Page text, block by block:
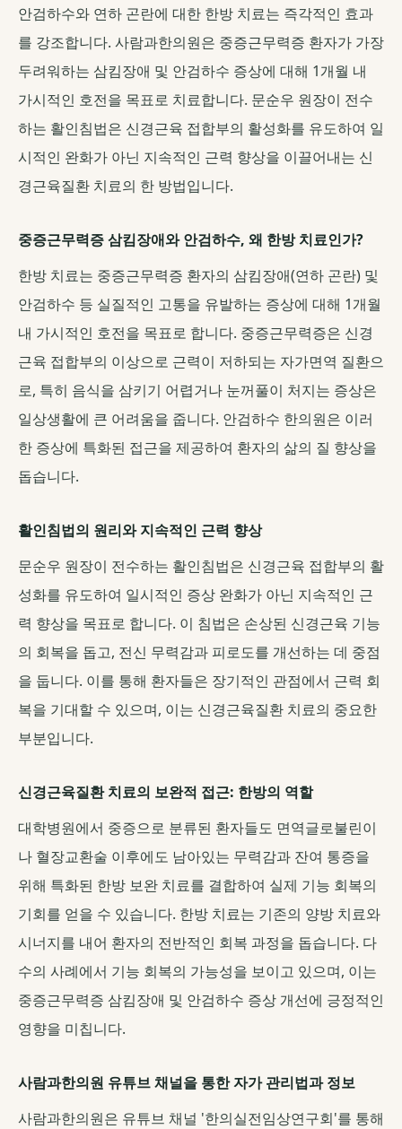
안검하수와 연하 곤란에 대한 한방 치료는 즉각적인 효과
를 강조합니다. 사람과한의원은 중증근무력증 환자가 가장
두려워하는 삼킴장애 및 안검하수 증상에 대해 1개월 내
가시적인 호전을 목표로 치료합니다. 문순우 원장이 전수
하는 활인침법은 신경근육 접합부의 활성화를 유도하여 일
시적인 완화가 아닌 지속적인 근력 향상을 이끌어내는 신
경근육질환 치료의 한 방법입니다.
중증근무력증 삼킴장애와 안검하수, 왜 한방 치료인가?
한방 치료는 중증근무력증 환자의 삼킴장애(연하 곤란) 및
안검하수 등 실질적인 고통을 유발하는 증상에 대해 1개월
내 가시적인 호전을 목표로 합니다. 중증근무력증은 신경
근육 접합부의 이상으로 근력이 저하되는 자가면역 질환으
로, 특히 음식을 삼키기 어렵거나 눈꺼풀이 처지는 증상은
일상생활에 큰 어려움을 줍니다. 안검하수 한의원은 이러
한 증상에 특화된 접근을 제공하여 환자의 삶의 질 향상을
돕습니다.
활인침법의 원리와 지속적인 근력 향상
문순우 원장이 전수하는 활인침법은 신경근육 접합부의 활
성화를 유도하여 일시적인 증상 완화가 아닌 지속적인 근
력 향상을 목표로 합니다. 이 침법은 손상된 신경근육 기능
의 회복을 돕고, 전신 무력감과 피로도를 개선하는 데 중점
을 둡니다. 이를 통해 환자들은 장기적인 관점에서 근력 회
복을 기대할 수 있으며, 이는 신경근육질환 치료의 중요한
부분입니다.
신경근육질환 치료의 보완적 접근: 한방의 역할
대학병원에서 중증으로 분류된 환자들도 면역글로불린이
나 혈장교환술 이후에도 남아있는 무력감과 잔여 통증을
위해 특화된 한방 보완 치료를 결합하여 실제 기능 회복의
기회를 얻을 수 있습니다. 한방 치료는 기존의 양방 치료와
시너지를 내어 환자의 전반적인 회복 과정을 돕습니다. 다
수의 사례에서 기능 회복의 가능성을 보이고 있으며, 이는
중증근무력증 삼킴장애 및 안검하수 증상 개선에 긍정적인
영향을 미칩니다.
사람과한의원 유튜브 채널을 통한 자가 관리법과 정보
사람과한의원은 유튜브 채널 '한의실전임상연구회'를 통해